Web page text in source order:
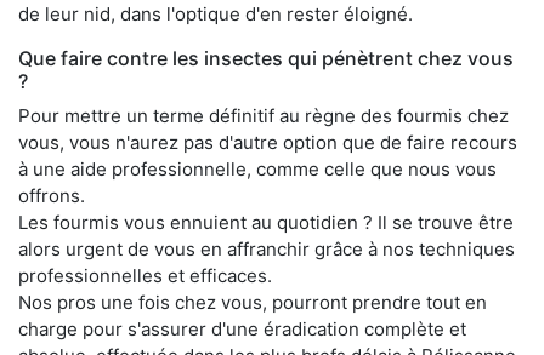
de leur nid, dans l'optique d'en rester éloigné.
Que faire contre les insectes qui pénètrent chez vous
?
Pour mettre un terme définitif au règne des fourmis chez
vous, vous n'aurez pas d'autre option que de faire recours
à une aide professionnelle, comme celle que nous vous
offrons.
Les fourmis vous ennuient au quotidien ? Il se trouve être
alors urgent de vous en affranchir grâce à nos techniques
professionnelles et efficaces.
Nos pros une fois chez vous, pourront prendre tout en
charge pour s'assurer d'une éradication complète et